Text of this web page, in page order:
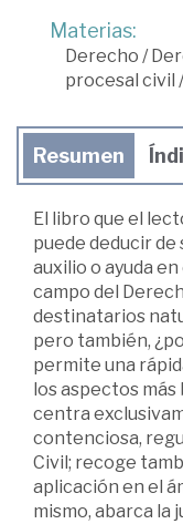
Materias:
Derecho /
procesal civil
Resumen
El libro que el
puede deducir
auxilio o ayuda
campo del
destinatarios
pero también,
permite una
los aspectos
centra
contenciosa,
Civil; recoge
aplicación en el
mismo, abarca la